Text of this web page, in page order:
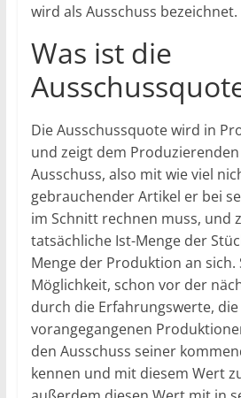
wird als Ausschuss bezeichnet.
Was ist die
Die Ausschussquote wird in
und zeigt dem
Ausschuss, also mit wie viel
gebrauchender Artikel er bei
im Schnitt rechnen muss, und
tatsächliche Ist-Menge der
Menge der Produktion an sich.
Möglichkeit, schon vor der
durch die Erfahrungswerte,
vorangegangenen
den Ausschuss seiner
kennen und mit diesem Wert